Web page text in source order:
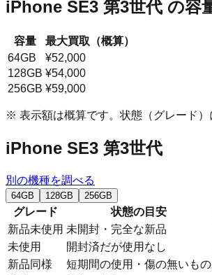
iPhone SE3 第3世代の容
容量
最大買取（概算）
64GB
¥52,000
128GB ¥54,000
256GB ¥59,000
※ 表示額は概算です。状態（グレード）
iPhone SE3 第3世代
別の機種を調べる
64GB 128GB 256GB
グレード 状態の目安
新品未使用 未開封・完全な新品
未使用
開封済だが使用なし
新品同様
短期間の使用・傷の無いもの